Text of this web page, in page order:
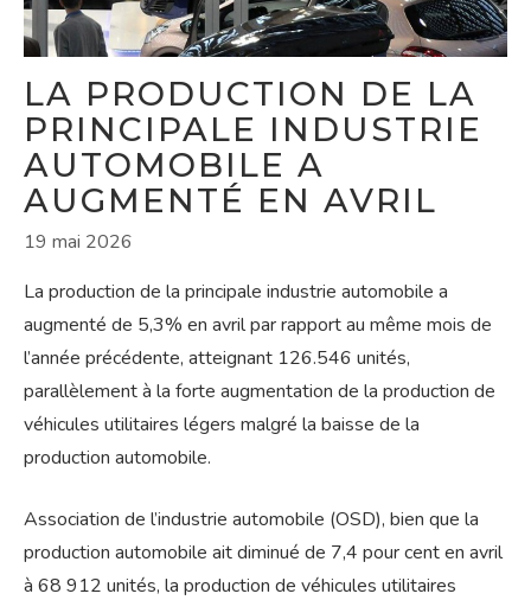
LA PRODUCTION DE LA
PRINCIPALE INDUSTRIE
AUTOMOBILE A
AUGMENTÉ EN AVRIL
19 mai 2026
La production de la principale industrie automobile a
augmenté de 5,3% en avril par rapport au même mois de
l’année précédente, atteignant 126.546 unités,
parallèlement à la forte augmentation de la production de
véhicules utilitaires légers malgré la baisse de la
production automobile.
Association de l’industrie automobile (OSD), bien que la
production automobile ait diminué de 7,4 pour cent en avril
à 68 912 unités, la production de véhicules utilitaires